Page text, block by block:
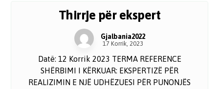
Thirrje për ekspert
Gjalbania2022
17 Korrik, 2023
Datë: 12 Korrik 2023 TERMA REFERENCE
SHËRBIMI I KËRKUAR: EKSPERTIZË PËR
REALIZIMIN E NJË UDHËZUESI PËR PUNONJËS